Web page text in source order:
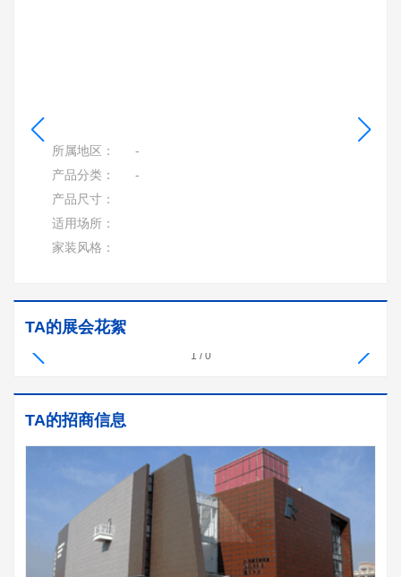
所属地区：
-
产品分类：
-
产品尺寸：
适用场所：
家装风格：
TA的展会花絮
1 / 0
TA的招商信息